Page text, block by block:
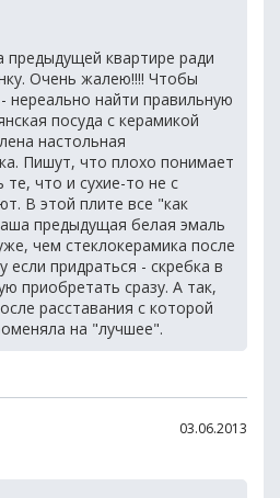
предыдущей квартире ради
Очень жалею!!!! Чтобы
найти правильную
посуда с керамикой
настольная
Пишут, что плохо понимает
те, что и сухие-то не с
В этой плите все "как
предыдущая белая эмаль
чем стеклокерамика после
если придраться - скребка в
приобретать сразу. А так,
расставания с которой
на "лучшее".
03.06.2013